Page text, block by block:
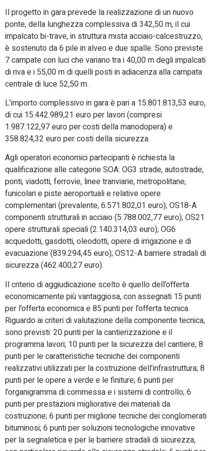
Il progetto in gara prevede la realizzazione di un nuovo
ponte, della lunghezza complessiva di 342,50 m, il cui
impalcato bi-trave, in struttura mista acciaio-calcestruzzo,
è sostenuto da 6 pile in alveo e due spalle. Sono previste
7 campate con luci che variano tra i 40,00 m degli impalcati
di riva e i 55,00 m di quelli posti in adiacenza alla campata
centrale di luce 52,50 m.
L’importo complessivo in gara è pari a 15.801.813,53 euro,
di cui 15.442.989,21 euro per lavori (compresi
1.987.122,97 euro per costi della manodopera) e
358.824,32 euro per costi della sicurezza.
Agli operatori economici partecipanti è richiesta la
qualificazione alle categorie SOA: OG3 strade, autostrade,
ponti, viadotti, ferrovie, linee tranviarie, metropolitane,
funicolari e piste aeroportuali e relative opere
complementari (prevalente, 6.571.802,01 euro); OS18-A
componenti strutturali in acciaio (5.788.002,77 euro); OS21
opere strutturali speciali (2.140.314,03 euro); OG6
acquedotti, gasdotti, oleodotti, opere di irrigazione e di
evacuazione (839.294,45 euro); OS12-A barriere stradali di
sicurezza (462.400,27 euro).
Il criterio di aggiudicazione scelto è quello dell’offerta
economicamente più vantaggiosa, con assegnati 15 punti
per l’offerta economica e 85 punti per l’offerta tecnica.
Riguardo ai criteri di valutazione della componente tecnica,
sono previsti: 20 punti per la cantierizzazione e il
programma lavori; 10 punti per la sicurezza del cantiere; 8
punti per le caratteristiche tecniche dei componenti
realizzativi utilizzati per la costruzione dell’infrastruttura; 8
punti per le opere a verde e le finiture; 6 punti per
l’organigramma di commessa e i sistemi di controllo; 6
punti per prestazioni migliorative dei materiali da
costruzione; 6 punti per migliorie tecniche dei conglomerati
bituminosi; 6 punti per soluzioni tecnologiche innovative
per la segnaletica e per le barriere stradali di sicurezza,